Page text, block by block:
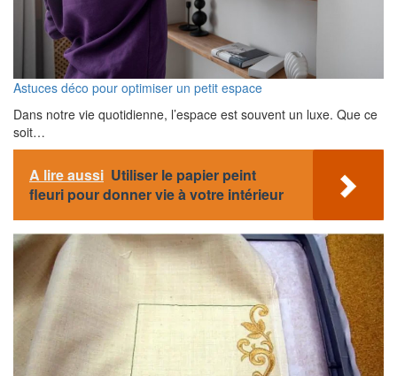
Astuces déco pour optimiser un petit espace
Dans notre vie quotidienne, l’espace est souvent un luxe. Que ce
soit…
A lire aussi Utiliser le papier peint
fleuri pour donner vie à votre intérieur